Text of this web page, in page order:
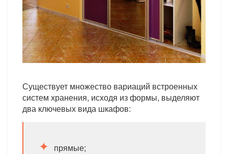
Существует множество вариаций встроенных
систем хранения, исходя из формы, выделяют
два ключевых вида шкафов:
прямые;